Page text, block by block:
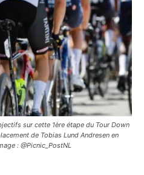
sur cette 1ère étape du Tour Down
de Tobias Lund Andresen en
: @Picnic_PostNL